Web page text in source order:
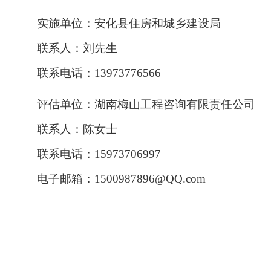
实施单位：安化县住房和城乡建设局
联系人：刘先生
联系电话： 13973776566
评估单位：湖南梅山工程咨询有限责任公司
联系人：陈女士
联系电话： 15973706997
电子邮箱： 1500987896@QQ.com